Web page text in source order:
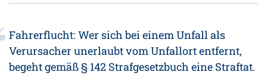
Fahrerflucht: Wer sich bei einem Unfall als
Verursacher unerlaubt vom Unfallort entfernt,
begeht gemäß § 142 Strafgesetzbuch eine Straftat.